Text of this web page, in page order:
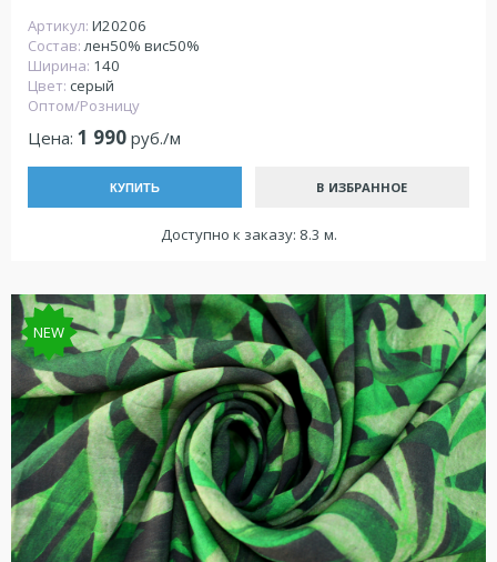
Артикул: И20206
Состав:лен50% вис50%
Ширина: 140
Цвет: серый
Оптом/Розницу
Цена: 1 990 руб./м
КУПИТЬ В ИЗБРАННОЕ
Доступно к заказу: 8.3 м.
NEW